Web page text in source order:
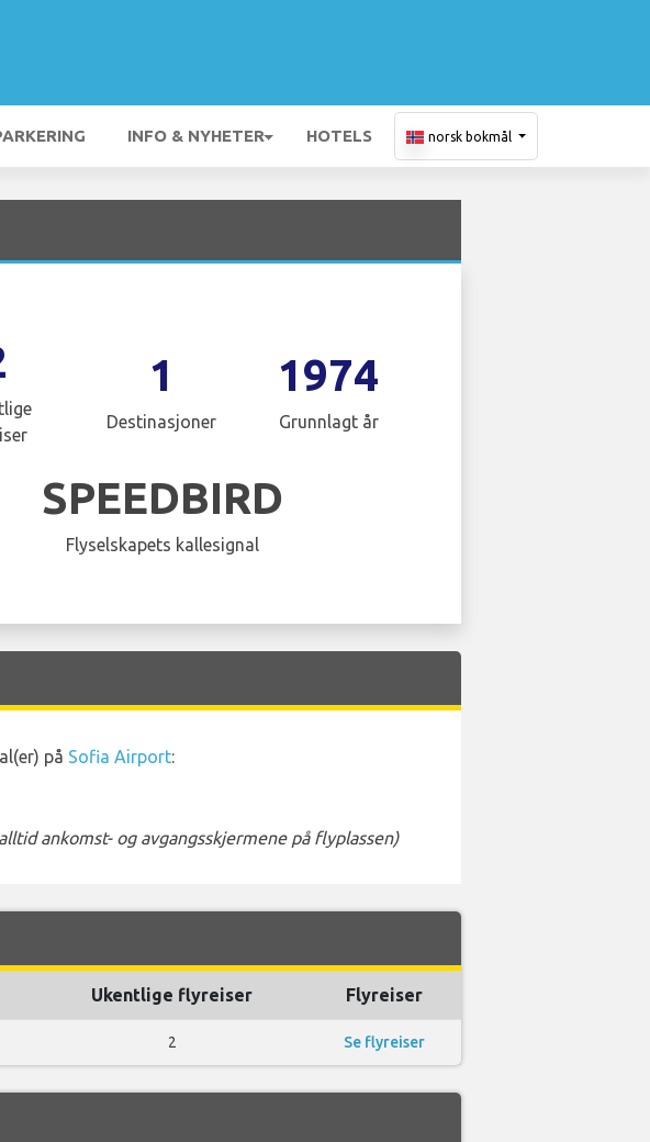
INFO & NYHETER HOTELS norsk bokmål
1
Destinasjoner
1974
Grunnlagt år
SPEEDBIRD
Flyselskapets kallesignal
på Sofia Airport:
ankomst- og avgangsskjermene på flyplassen)
Ukentlige flyreiser Flyreiser
2 Se flyreiser